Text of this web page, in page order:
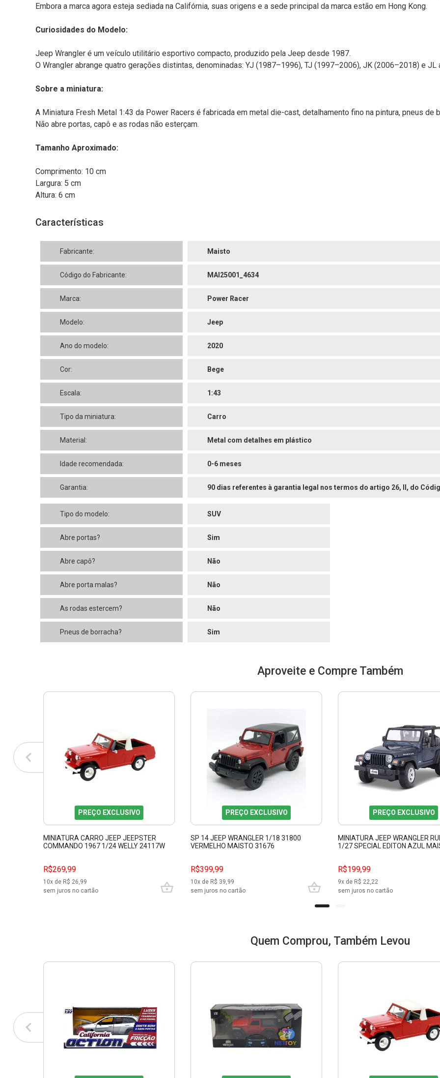
Embora a marca agora esteja sediada na Califórnia, suas origens e a sede principal da marca estão em Hong Kong.
Curiosidades do Modelo:
Jeep Wrangler é um veículo utilitário esportivo compacto, produzido pela Jeep desde 1987.
O Wrangler abrange quatro gerações distintas, denominadas: YJ (1987–1996), TJ (1997–2006), JK (2006–2018) e JL
Sobre a miniatura:
A Miniatura Fresh Metal 1:43 da Power Racers é fabricada em metal die-cast, detalhamento fino na pintura, pneus de
Não abre portas, capô e as rodas não esterçam.
Tamanho Aproximado:
Comprimento: 10 cm
Largura: 5 cm
Altura: 6 cm
Características
Fabricante: Maisto
Código do Fabricante: MAI25001_4634
Marca: Power Racer
Modelo: Jeep
Ano do modelo: 2020
Cor: Bege
Escala: 1:43
Tipo da miniatura: Carro
Material: Metal com detalhes em plástico
Idade recomendada: 0-6 meses
Garantia: 90 dias referentes à garantia legal nos termos do artigo 26, II, do
Tipo do modelo: SUV
Abre portas? Sim
Abre capô? Não
Abre porta malas? Não
As rodas estercem? Não
Pneus de borracha? Sim
Aproveite e Compre Também
PREÇO EXCLUSIVO
MINIATURA CARRO JEEP JEEPSTER
COMMANDO 1967 1/24 WELLY 24117W
R$269,99
10x de R$ 26,99
sem juros no cartão
PREÇO EXCLUSIVO
SP 14 JEEP WRANGLER 1/18 31800
VERMELHO MAISTO 31676
R$399,99
10x de R$ 39,99
sem juros no cartão
PREÇO EXCLUSIVO
MINIATURA JEEP WRANGLER
1/27 SPECIAL EDITON AZUL
R$199,99
9x de R$ 22,22
sem juros no cartão
Quem Comprou, Também Levou